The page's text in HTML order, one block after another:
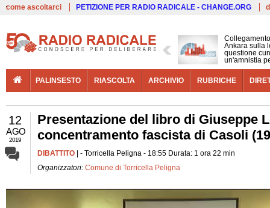
come ascoltarci PETIZIONE PER RADIO RADICALE - CHANGE.ORG
Ankara sulla
questione
un'amnistia
PALINSESTO RIASCOLTA ARCHIVIO RUBRICHE
12
AGO
2019
Presentazione del libro di Giuseppe
concentramento fascista di Casoli
DIBATTITO | - Torricella Peligna - 18:55 Durata: 1 ora 22 min
Organizzatori: Comune di Torricella Peligna